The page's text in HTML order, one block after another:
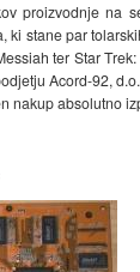
proizvodnje na
ki stane par
ter Star
Acord-92,
nakup absolutno